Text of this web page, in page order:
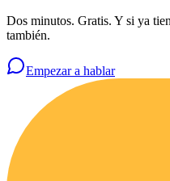
Dos minutos. Gratis. Y si ya
también.
Empezar a hablar